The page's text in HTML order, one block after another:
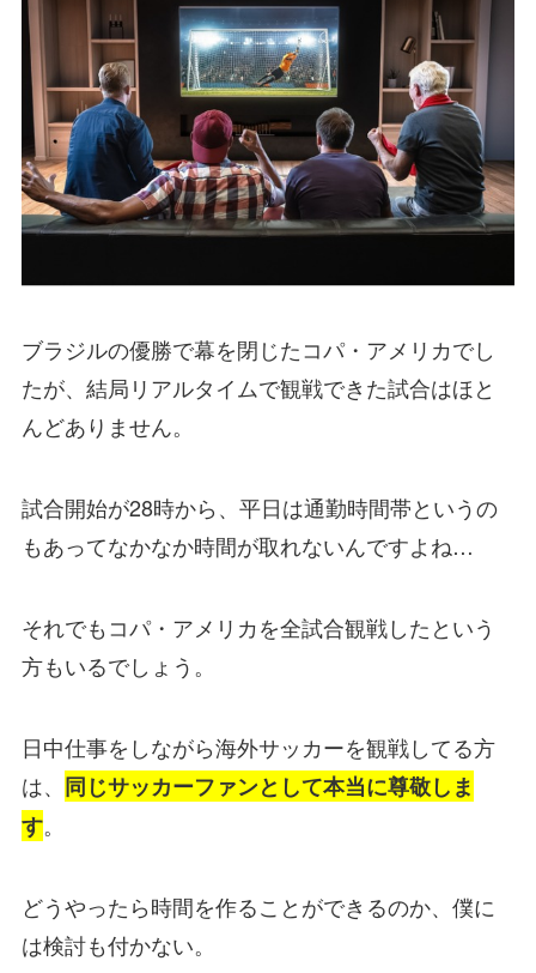
ブラジルの優勝で幕を閉じたコパ・アメリカでし
たが、結局リアルタイムで観戦できた試合はほと
んどありません。
試合開始が28時から、平日は通勤時間帯というの
もあってなかなか時間が取れないんですよね…
それでもコパ・アメリカを全試合観戦したという
方もいるでしょう。
日中仕事をしながら海外サッカーを観戦してる方
は、 同じサッカーファンとして本当に尊敬しま
す。
どうやったら時間を作ることができるのか、僕に
は検討も付かない。